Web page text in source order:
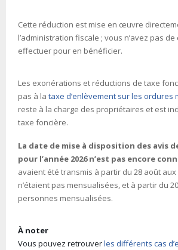
Cette réduction est mise en œuvre
l’administration fiscale ; vous n’avez pas
effectuer pour en bénéficier.
Les exonérations et réductions de taxe
pas à la taxe d’enlèvement sur les ordures
reste à la charge des propriétaires et est
taxe foncière.
La date de mise à disposition des avis
pour l’année 2026 n’est pas encore
avaient été transmis à partir du 28 août
n’étaient pas mensualisées, et à partir du
personnes mensualisées.
À noter
Vous pouvez retrouverles différents cas